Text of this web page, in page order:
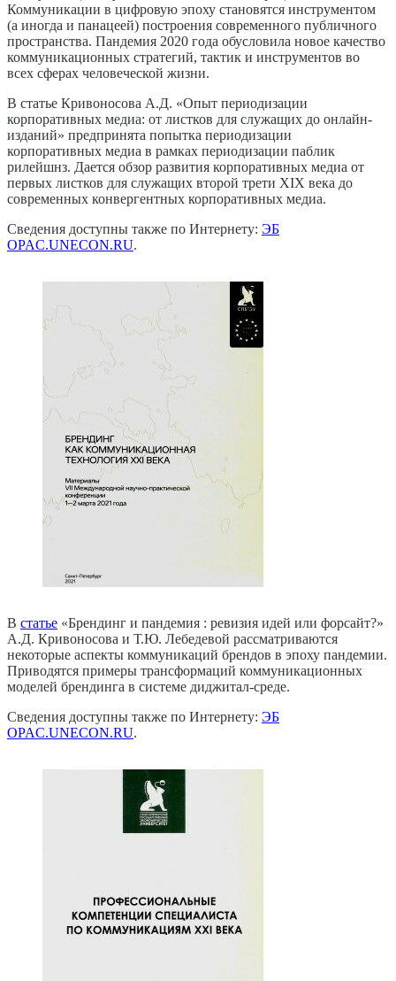
Коммуникации в цифровую эпоху становятся инструментом
(а иногда и панацеей) построения современного публичного
пространства. Пандемия 2020 года обусловила новое качество
коммуникационных стратегий, тактик и инструментов во
всех сферах человеческой жизни.
В статье Кривоносова А.Д. «Опыт периодизации
корпоративных медиа: от листков для служащих до онлайн-
изданий» предпринята попытка периодизации
корпоративных медиа в рамках периодизации паблик
рилейшнз. Дается обзор развития корпоративных медиа от
первых листков для служащих второй трети XIX века до
современных конвергентных корпоративных медиа.
Сведения доступны также по Интернету: ЭБ
OPAC.UNECON.RU.
В статье «Брендинг и пандемия : ревизия идей или форсайт?»
А.Д. Кривоносова и Т.Ю. Лебедевой рассматриваются
некоторые аспекты коммуникаций брендов в эпоху пандемии.
Приводятся примеры трансформаций коммуникационных
моделей брендинга в системе диджитал-среде.
Сведения доступны также по Интернету: ЭБ
OPAC.UNECON.RU.